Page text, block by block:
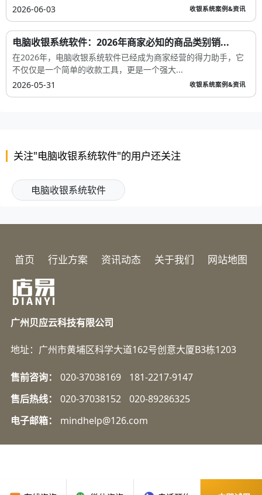
2026-06-03
收银系统案例&资讯
电脑收银系统软件：2026年商家必知的商品类别销...
在2026年，电脑收银系统软件已经成为商家经营的得力助手，它
不仅仅是一个简单的收款工具，更是一个强大...
2026-05-31
收银系统案例&资讯
关注"电脑收银系统软件"的用户还关注
电脑收银系统软件
首页 行业方案 资讯动态 关于我们 网站地图
广州贝应云科技有限公司
地址：广州市黄埔区科学大道162号创意大厦B3栋1203
售前咨询： 020-37038169
181-2217-9147
售后热线：
020-37038152
020-89286325
电子邮箱：
mindhelp@126.com